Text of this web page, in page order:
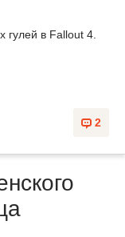
гулей в Fallout 4.
2